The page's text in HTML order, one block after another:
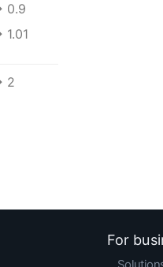
0.9
1.01
2
For